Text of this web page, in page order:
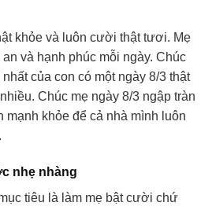
khỏe và luôn cười thật tươi. Mẹ
và hạnh phúc mỗi ngày. Chúc
của con có một ngày 8/3 thật
Chúc mẹ ngày 8/3 ngập tràn
mạnh khỏe để cả nhà mình luôn
nhẹ nhàng
tiêu là làm mẹ bật cười chứ